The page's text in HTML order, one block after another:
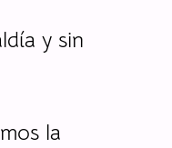
y sin
la